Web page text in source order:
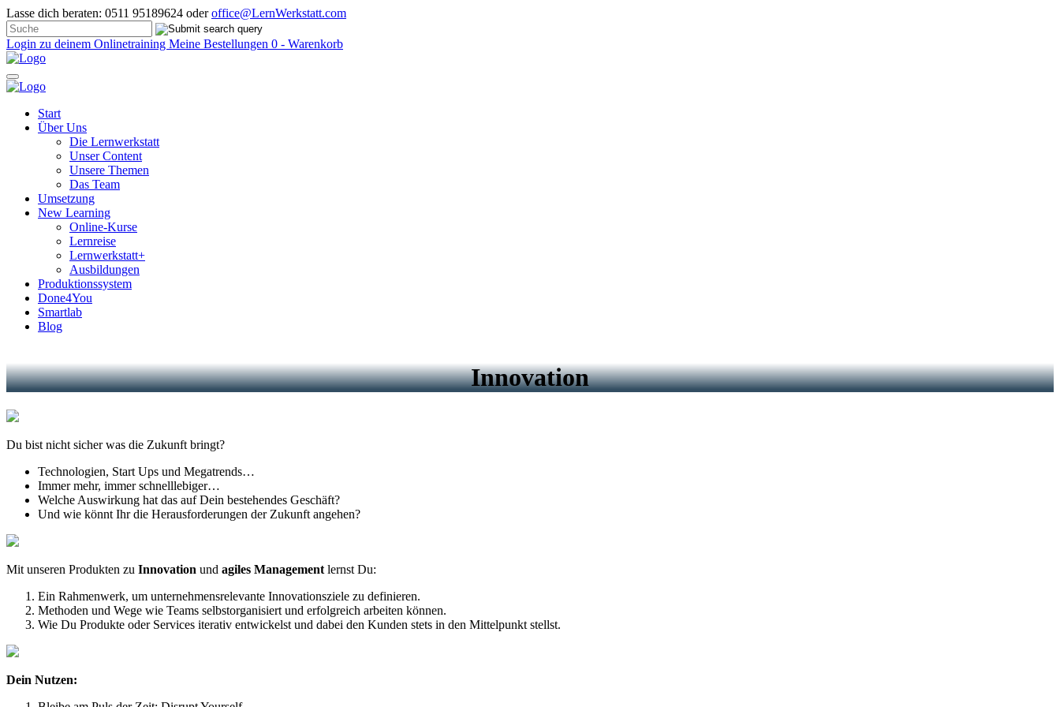
Lasse dich beraten: 0511 95189624 oderoffice@LernWerkstatt.com
Login zu deinem Onlinetraining Meine Bestellungen 0 - Warenkorb
Start
Über Uns
Die Lernwerkstatt
Unser Content
Unsere Themen
Das Team
Umsetzung
New Learning
Online-Kurse
Lernreise
Lernwerkstatt+
Ausbildungen
Produktionssystem
Done4You
Smartlab
Blog
Innovation
Du bist nicht sicher was die Zukunft bringt?
Technologien, Start Ups und Megatrends…
Immer mehr, immer schnelllebiger…
Welche Auswirkung hat das auf Dein bestehendes Geschäft?
Und wie könnt Ihr die Herausforderungen der Zukunft angehen?
Mit unseren Produkten zu Innovation und agiles Management lernst Du:
Ein Rahmenwerk, um unternehmensrelevante Innovationsziele zu definieren.
Methoden und Wege wie Teams selbstorganisiert und erfolgreich arbeiten können.
Wie Du Produkte oder Services iterativ entwickelst und dabei den Kunden stets in den Mittelpunkt stellst.
Dein Nutzen: